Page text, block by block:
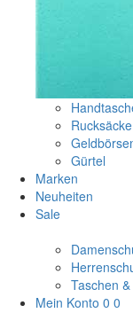
Rucksäcke
Gürtel
Marken
Neuheiten
Sale
Taschen
Mein Konto 0 0